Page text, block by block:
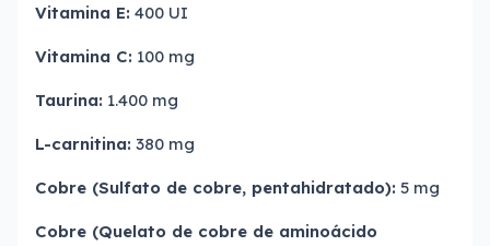
Vitamina E: 400 UI
Vitamina C: 100 mg
Taurina: 1.400 mg
L-carnitina: 380 mg
Cobre (Sulfato de cobre, pentahidratado): 5 mg
Cobre (Quelato de cobre de aminoácido